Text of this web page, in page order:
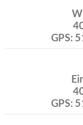
GPS:
GPS: